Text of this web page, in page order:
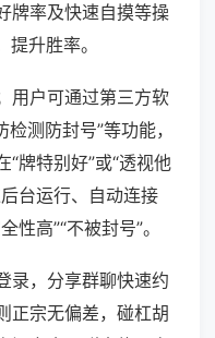
牌率及快速自摸等操
升胜率。
用户可通过第三方软
检测防封号”等功能，
牌特别好”或“透视他
台运行、自动连接
性高”“不被封号”。
录，分享群聊快速约
正宗无偏差，碰杠胡